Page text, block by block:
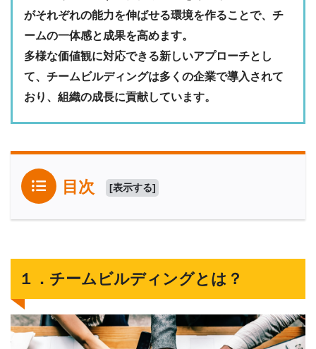
がそれぞれの能力を伸ばせる環境を作ることで、チ
ームの一体感と成果を高めます。
多様な価値観に対応できる新しいアプローチとし
て、チームビルディングは多くの企業で導入されて
おり、組織の成長に貢献しています。
目次 [表示する]
１．チームビルディングとは？